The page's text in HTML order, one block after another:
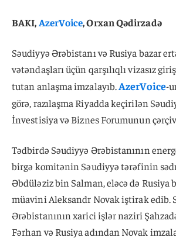
BAKI,AzerVoice, Orxan Qədirzadə
Səudiyyə Ərəbistanı və Rusiya bazar
vətəndaşları üçün qarşılıqlı vizasız
tutan anlaşma imzalayıb.AzerVoice-
görə, razılaşma Riyadda keçirilən
İnvestisiya və Biznes Forumunun
Tədbirdə Səudiyyə Ərəbistanının
birgə komitənin Səudiyyə tərəfinin
Əbdüləziz bin Salman, eləcə də Rusiya
müavini Aleksandr Novak iştirak edib.
Ərəbistanının xarici işlər naziri
Fərhan və Rusiya adından Novak